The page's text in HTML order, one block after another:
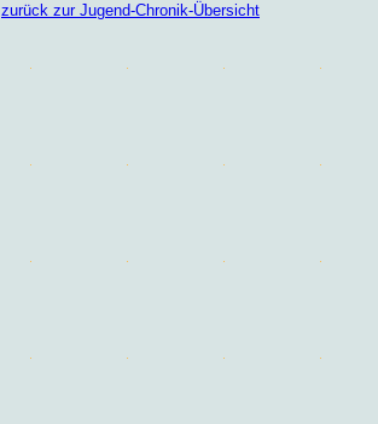
zurück zur Jugend-Chronik-Übersicht